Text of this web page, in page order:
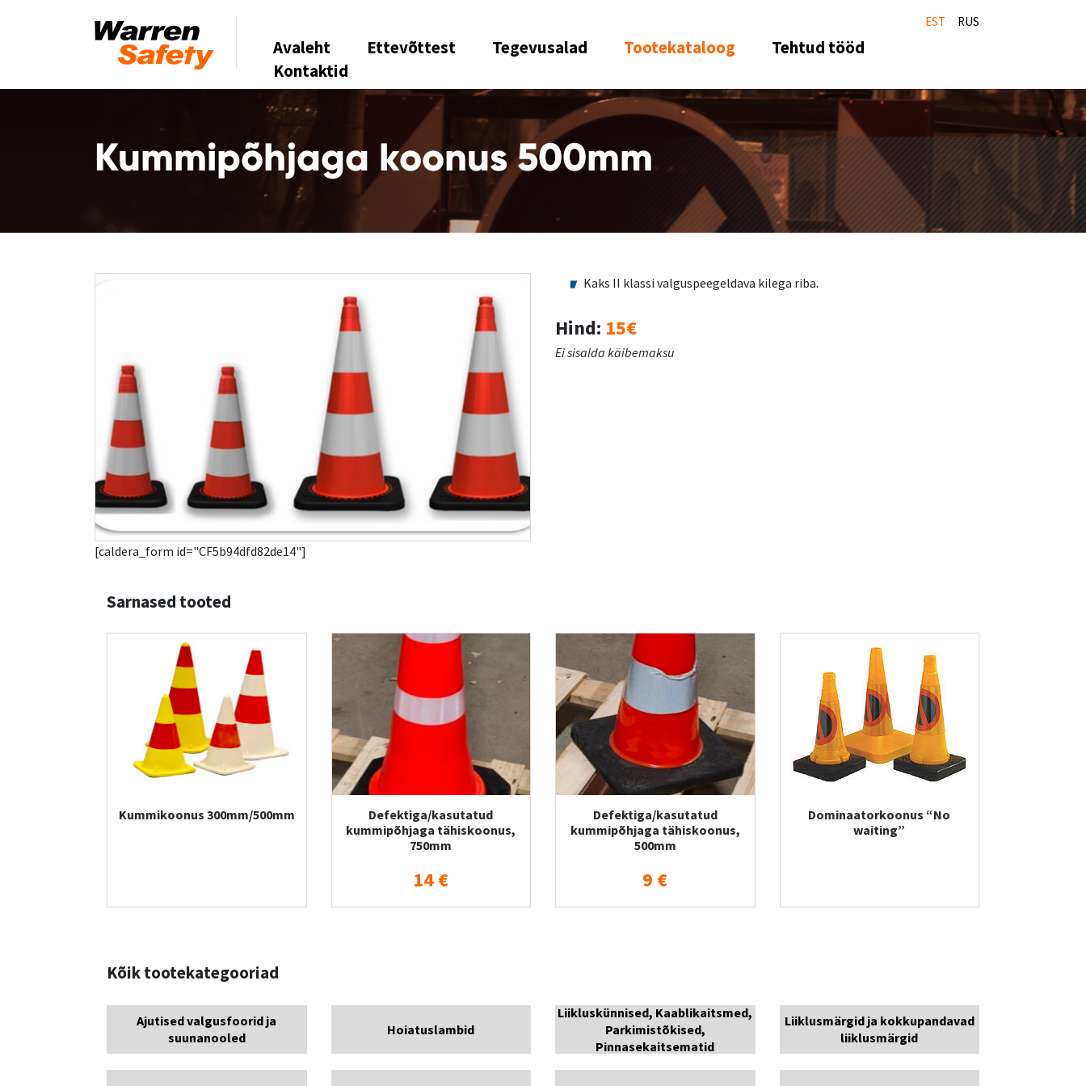
EST RUS
Avaleht Ettevõttest Tegevusalad Tootekataloog
Tehtud tööd
Kontaktid
Kummipõhjaga koonus 500mm
Kaks II klassi valguspeegeldava kilega riba.
Hind: 15€
Ei sisalda käibemaksu
[caldera_form id="CF5b94dfd82de14"]
Sarnased tooted
Kummikoonus 300mm/500mm
Defektiga/kasutatud
kummipõhjaga tähiskoonus,
750mm
14 €
Defektiga/kasutatud
kummipõhjaga tähiskoonus,
500mm
9 €
Dominaatorkoonus “No
waiting”
Kõik tootekategooriad
Ajutised valgusfoorid ja
suunanooled
Hoiatuslambid
Liikluskünnised, Kaablikaitsmed,
Parkimistõkised,
Pinnasekaitsematid
Liiklusmärgid ja kokkupandavad
liiklusmärgid